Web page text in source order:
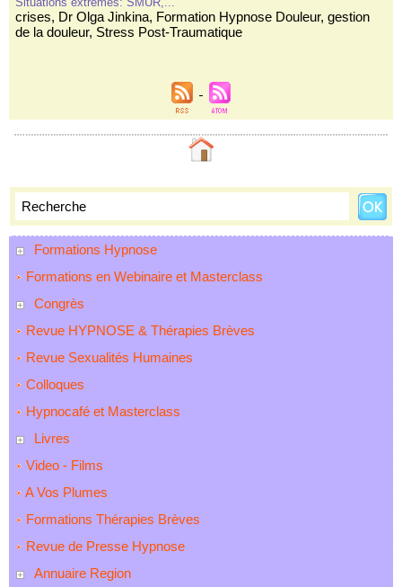
Formations Hypnose
Formations en Webinaire et Masterclass
Congrès
Revue HYPNOSE & Thérapies Brèves
Revue Sexualités Humaines
Colloques
Hypnocafé et Masterclass
Livres
Video - Films
A Vos Plumes
Formations Thérapies Brèves
Revue de Presse Hypnose
Annuaire Region
crises, Dr Olga Jinkina, Formation Hypnose Douleur, gestion
de la douleur, Stress Post-Traumatique